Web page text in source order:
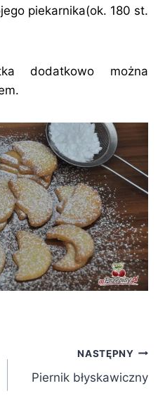
piekarnika(ok. 180 st.
dodatkowo można
NASTĘPNY
Piernik błyskawiczny